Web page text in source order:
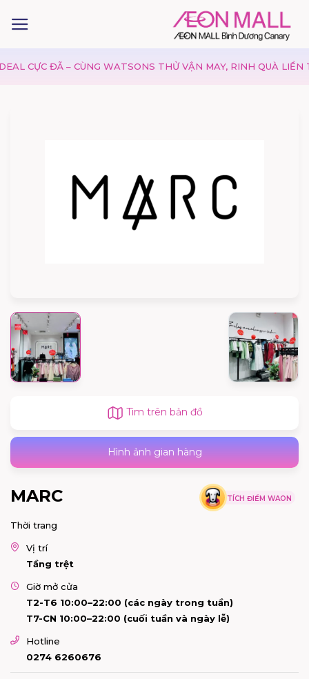
ĐÃ – CÙNG WATSONS THỬ VẬN MAY, RINH QUÀ LIỀN TAY
Tìm trên bản đồ
Hình ảnh gian hàng
MARC
Thời trang
TÍCH ĐIỂM WAON
Vị trí
Tầng trệt
Giờ mở cửa
T2-T6 10:00–22:00 (các ngày trong tuần)
T7-CN 10:00–22:00 (cuối tuần và ngày lễ)
Hotline
0274 6260676